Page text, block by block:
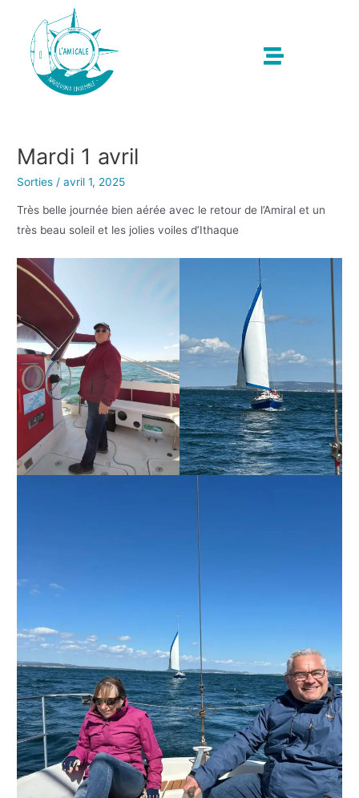
Mardi 1 avril
Sorties /avril 1, 2025
Très belle journée bien aérée avec le retour de l’Amiral et un
très beau soleil et les jolies voiles d’Ithaque